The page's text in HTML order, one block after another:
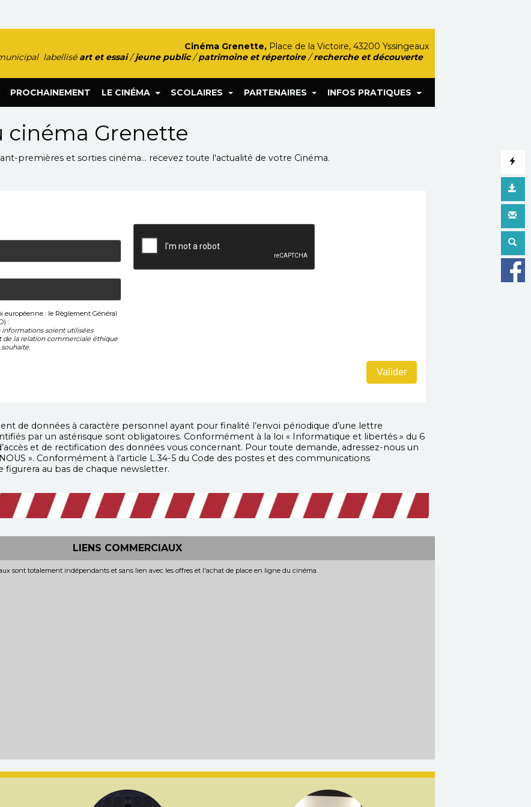
PROCHAINEMENT LE CINÉMA SCOLAIRES PARTENAIRES INFOS PRATIQUES
Cinéma Grenette, Place de la Victoire, 43200 Yssingeaux
labellisé art et essai/jeune public/patrimoine et répertoire/recherche et découverte
cinéma Grenette
premières et sorties cinéma... recevez toute l'actualité de votre Cinéma.
européenne : le Règlement Général
:
soient utilisées
de la relation commerciale éthique
de données à caractère personnel ayant pour finalité l’envoi périodique d’une lettre
par un astérisque sont obligatoires. Conformément à la loi « Informatique et libertés » du 6
et de rectification des données vous concernant. Pour toute demande, adressez-nous un
». Conformément à l’article L.34-5 du Code des postes et des communications
figurera au bas de chaque newsletter.
LIENS COMMERCIAUX
sont totalement indépendants et sans lien avec les offres et l'achat de place en ligne du cinéma.